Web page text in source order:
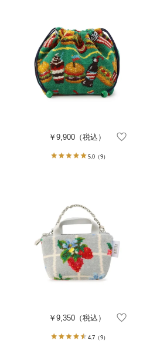
￥9,900（税込）
5.0（9）
￥9,350（税込）
4.7（9）